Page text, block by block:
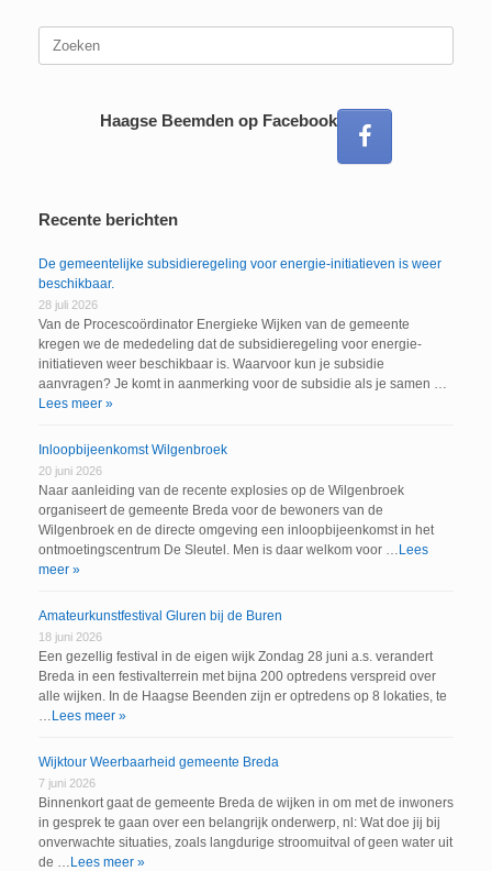
Zoeken
Haagse Beemden op Facebook
Recente berichten
De gemeentelijke subsidieregeling voor energie-initiatieven is weer
beschikbaar.
28 juli 2026
Van de Procescoördinator Energieke Wijken van de gemeente
kregen we de mededeling dat de subsidieregeling voor energie-
initiatieven weer beschikbaar is. Waarvoor kun je subsidie
aanvragen? Je komt in aanmerking voor de subsidie als je samen …
Lees meer »
Inloopbijeenkomst Wilgenbroek
20 juni 2026
Naar aanleiding van de recente explosies op de Wilgenbroek
organiseert de gemeente Breda voor de bewoners van de
Wilgenbroek en de directe omgeving een inloopbijeenkomst in het
ontmoetingscentrum De Sleutel. Men is daar welkom voor … Lees
meer »
Amateurkunstfestival Gluren bij de Buren
18 juni 2026
Een gezellig festival in de eigen wijk Zondag 28 juni a.s. verandert
Breda in een festivalterrein met bijna 200 optredens verspreid over
alle wijken. In de Haagse Beenden zijn er optredens op 8 lokaties, te
… Lees meer »
Wijktour Weerbaarheid gemeente Breda
7 juni 2026
Binnenkort gaat de gemeente Breda de wijken in om met de inwoners
in gesprek te gaan over een belangrijk onderwerp, nl: Wat doe jij bij
onverwachte situaties, zoals langdurige stroomuitval of geen water uit
de … Lees meer »